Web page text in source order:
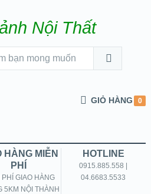
GIỎ HÀNG 0
HÀNG MIỄN
PHÍ
PHÍ GIAO HÀNG
5KM NỘI THÀNH
HOTLINE
0915.885.558 |
04.6683.5533